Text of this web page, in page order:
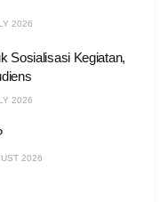
2026
Sosialisasi Kegiatan,
2026
2026